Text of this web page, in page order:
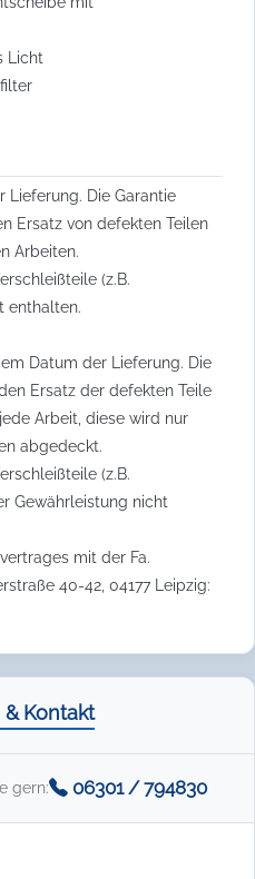
Licht
Lieferung. Die Garantie
Ersatz von defekten Teilen
Arbeiten.
(z.B.
enthalten.
Datum der Lieferung. Die
Ersatz der defekten Teile
Arbeit, diese wird nur
abgedeckt.
(z.B.
Gewährleistung nicht
mit der Fa.
40-42, 04177 Leipzig:
Kontakt
gern: 06301 / 794830